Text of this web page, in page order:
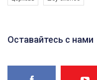
Якщо ти хочеш
best video, representing
Оставайтесь с нами